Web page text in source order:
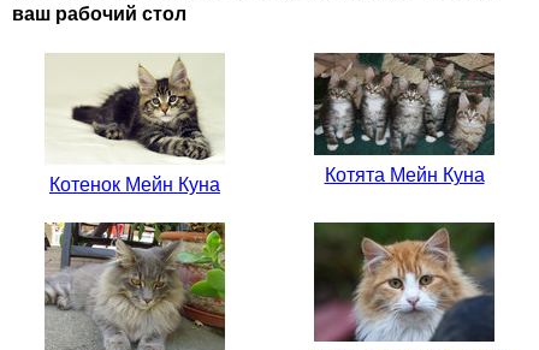
ваш рабочий стол
Котенок Мейн Куна Котята Мейн Куна